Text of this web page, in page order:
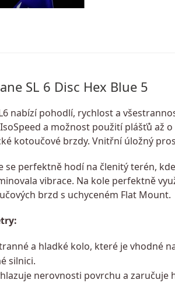
SL 6 Disc Hex Blue 5
nabízí pohodlí, rychlost a
a možnost použití plášťů až
kotoučové brzdy. Vnitřní úložný
se perfektně hodí na členitý terén,
vibrace. Na kole perfektně
brzd s uchyceném Flat Mount.
a hladké kolo, které je vhodné
silnici.
nerovnosti povrchu a zaručuje